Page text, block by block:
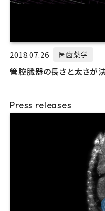
2018.07.26 医歯薬学
管腔臓器の長さと太さが
Press releases